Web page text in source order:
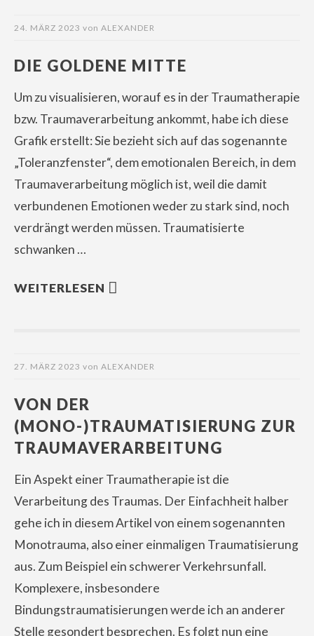
24. MÄRZ 2023 von ALEXANDER
DIE GOLDENE MITTE
Um zu visualisieren, worauf es in der Traumatherapie
bzw. Traumaverarbeitung ankommt, habe ich diese
Grafik erstellt: Sie bezieht sich auf das sogenannte
„Toleranzfenster“, dem emotionalen Bereich, in dem
Traumaverarbeitung möglich ist, weil die damit
verbundenen Emotionen weder zu stark sind, noch
verdrängt werden müssen. Traumatisierte
schwanken …
WEITERLESEN
27. MÄRZ 2023 von ALEXANDER
VON DER
(MONO-)TRAUMATISIERUNG ZUR
TRAUMAVERARBEITUNG
Ein Aspekt einer Traumatherapie ist die
Verarbeitung des Traumas. Der Einfachheit halber
gehe ich in diesem Artikel von einem sogenannten
Monotrauma, also einer einmaligen Traumatisierung
aus. Zum Beispiel ein schwerer Verkehrsunfall.
Komplexere, insbesondere
Bindungstraumatisierungen werde ich an anderer
Stelle gesondert besprechen. Es folgt nun eine